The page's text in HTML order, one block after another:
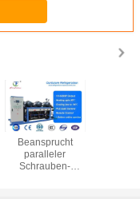
Beansprucht
paralleler
Schrauben-